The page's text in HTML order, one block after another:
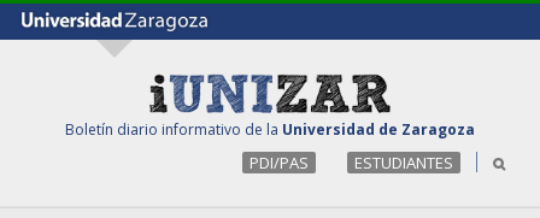
Boletín diario informativo de la Universidad de Zaragoza
PDI/PAS ESTUDIANTES